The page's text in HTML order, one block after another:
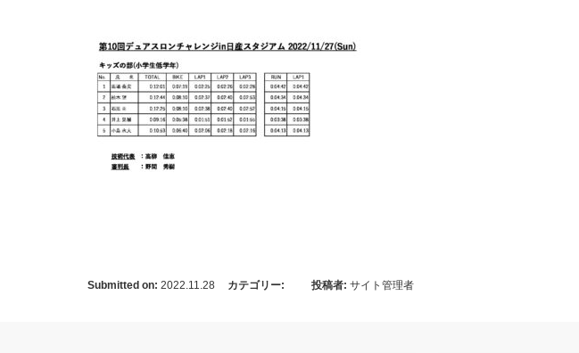
Submitted on: 2022.11.28 カテゴリー: 投稿者: サイト管理者